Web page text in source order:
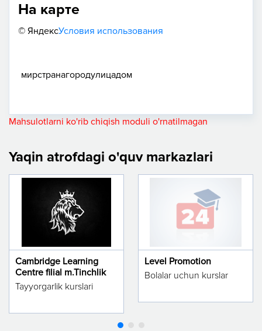
На карте
© ЯндексУсловия использования
мирстранагородулицадом
Mahsulotlarni ko'rib chiqish moduli o'rnatilmagan
Yaqin atrofdagi o'quv markazlari
Cambridge Learning
Centre filial m.Tinchlik
Tayyorgarlik kurslari
Level Promotion
Bolalar uchun kurslar